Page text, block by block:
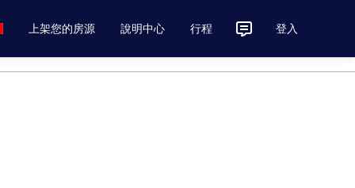
上架您的房源 說明中心 行程 登入